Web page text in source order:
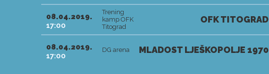
08.04.2019.
17:00
Trening
kamp OFK
Titograd
OFK TITOGRAD
08.04.2019.
17:00
DG arena MLADOST LJEŠKOPOLJE 1970